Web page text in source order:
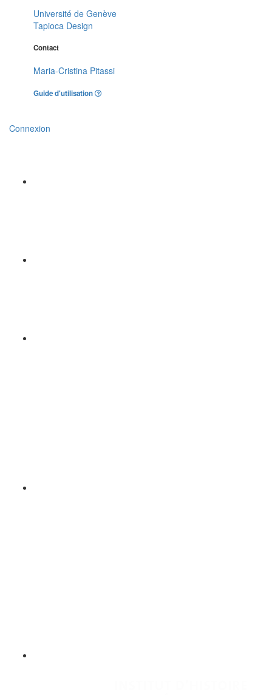
Université de Genève
Tapioca Design
Contact
Maria-Cristina Pitassi
Guide d'utilisation
Connexion